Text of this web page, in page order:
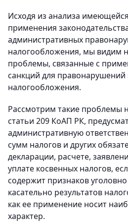
Исходя из анализа
применения
административных
налогообложения, мы видим
проблемы, связанные с
санкций для правонарушений
налогообложения.
Рассмотрим такие проблемы
статьи 209 КоАП РК,
административную
сумм налогов и других
декларации, расчете,
уплате косвенных налогов,
содержит признаков
касательно результатов
как ее применение носит
характер.